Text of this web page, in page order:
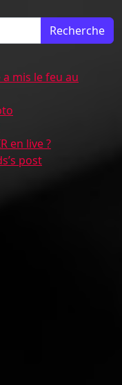
House – VINCENT –
mis le feu au
en live ?
post